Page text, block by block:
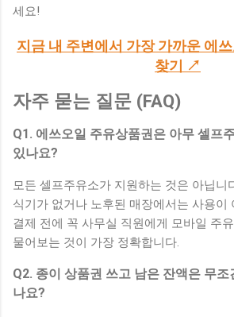
세요!
지금 내 주변에서 가장 가까운 에
찾기 ↗
자주 묻는 질문 (FAQ)
Q1. 에쓰오일 주유상품권은 아무 셀프
있나요?
모든 셀프주유소가 지원하는 것은 아닙니
식기가 없거나 노후된 매장에서는 사용이
결제 전에 꼭 사무실 직원에게 모바일 주
물어보는 것이 가장 정확합니다.
Q2. 종이 상품권 쓰고 남은 잔액은 무
나요?